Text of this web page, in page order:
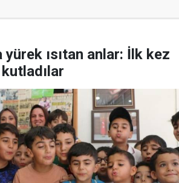
yürek ısıtan anlar: İlk kez